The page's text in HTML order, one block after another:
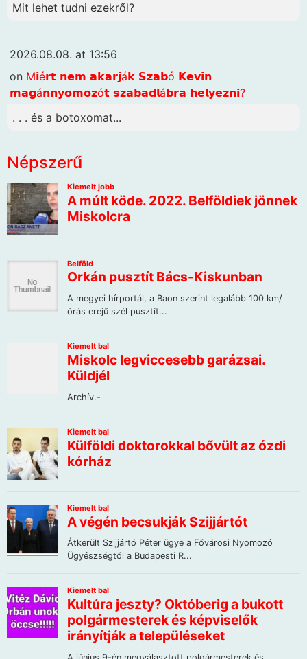
Mit lehet tudni ezekről?
2026.08.08. at 13:56
on M𝗶é𝗿𝘁 𝗻𝗲𝗺 𝗮𝗸𝗮𝗿𝗷á𝗸 𝗦𝘇𝗮𝗯ó 𝗞𝗲𝘃𝗶𝗻
𝗺𝗮𝗴á𝗻𝗻𝘆𝗼𝗺𝗼𝘇ó𝘁 𝘀𝘇𝗮𝗯𝗮𝗱𝗹á𝗯𝗿𝗮 𝗵𝗲𝗹𝘆𝗲𝘇𝗻𝗶?
. . . és a botoxomat...
Népszerű